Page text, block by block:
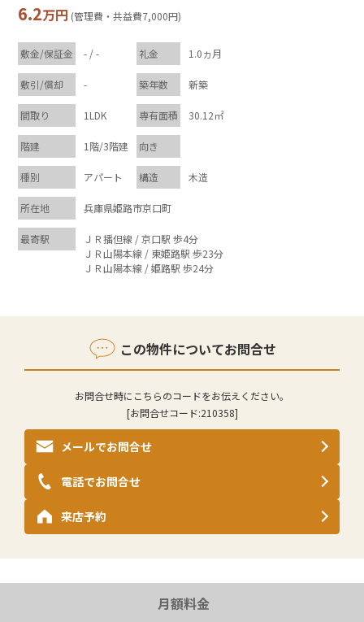
6.2万円 (管理費・共益費7,000円)
敷金/保証金 - / - 礼金 1.0ヵ月
敷引/償却 - 築年数 新築
間取り 1LDK 専有面積 30.12㎡
階建 1階/3階建 向き
種別 アパート 構造 木造
所在地 兵庫県姫路市京口町
最寄駅
ＪＲ播但線 / 京口駅 歩4分
ＪＲ山陽本線 / 東姫路駅 歩23分
ＪＲ山陽本線 / 姫路駅 歩24分
この物件についてお問合せ
お問合せ時にこちらのコードをお伝えください。
[お問合せコード:210358]
メールでお問合せ
来店予約
電話でお問合せ
月額料金